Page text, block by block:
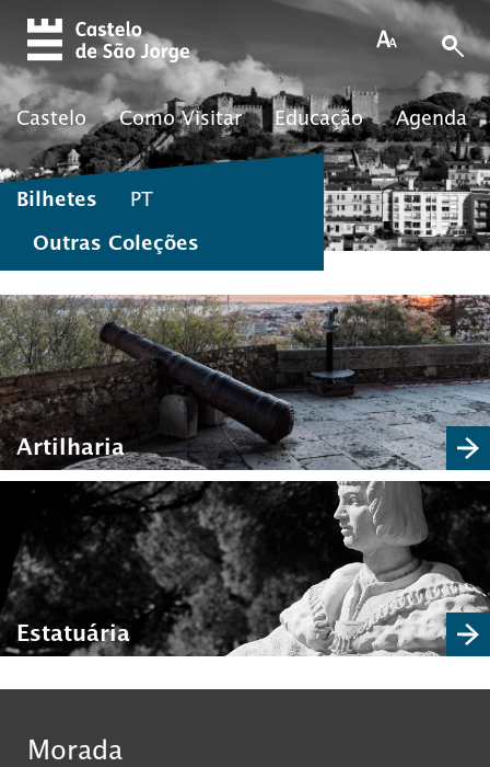
Castelo Como Visitar Educação Agenda
Bilhetes PT
Outras Coleções
Artilharia
Estatuária
Morada